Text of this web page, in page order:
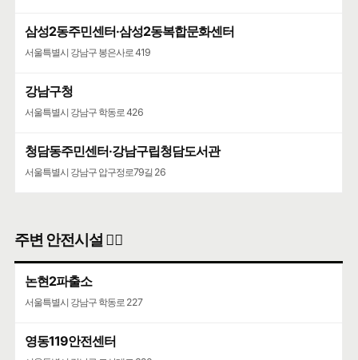
삼성2동주민센터·삼성2동복합문화센터
서울특별시 강남구 봉은사로 419
강남구청
서울특별시 강남구 학동로 426
청담동주민센터·강남구립청담도서관
서울특별시 강남구 압구정로79길 26
주변 안전시설 👮‍♀️
논현2파출소
서울특별시 강남구 학동로 227
영동119안전센터